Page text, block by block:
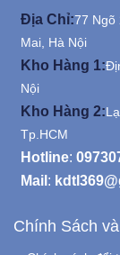
Địa Chỉ:77 Ngõ
Mai, Hà Nội
Kho Hàng 1:
Nội
Kho Hàng 2:
Tp.HCM
Hotline:
Mail :
Chính Sách